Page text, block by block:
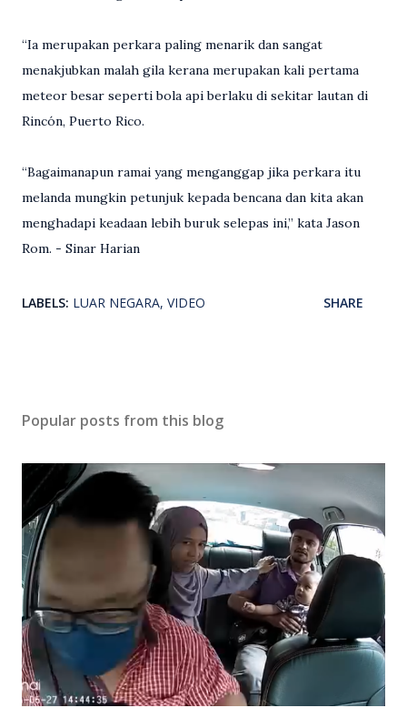
“Ia merupakan perkara paling menarik dan sangat
menakjubkan malah gila kerana merupakan kali pertama
meteor besar seperti bola api berlaku di sekitar lautan di
Rincón, Puerto Rico.
“Bagaimanapun ramai yang menganggap jika perkara itu
melanda mungkin petunjuk kepada bencana dan kita akan
menghadapi keadaan lebih buruk selepas ini,” kata Jason
Rom. - Sinar Harian
LABELS: LUAR NEGARA VIDEO SHARE
Popular posts from this blog